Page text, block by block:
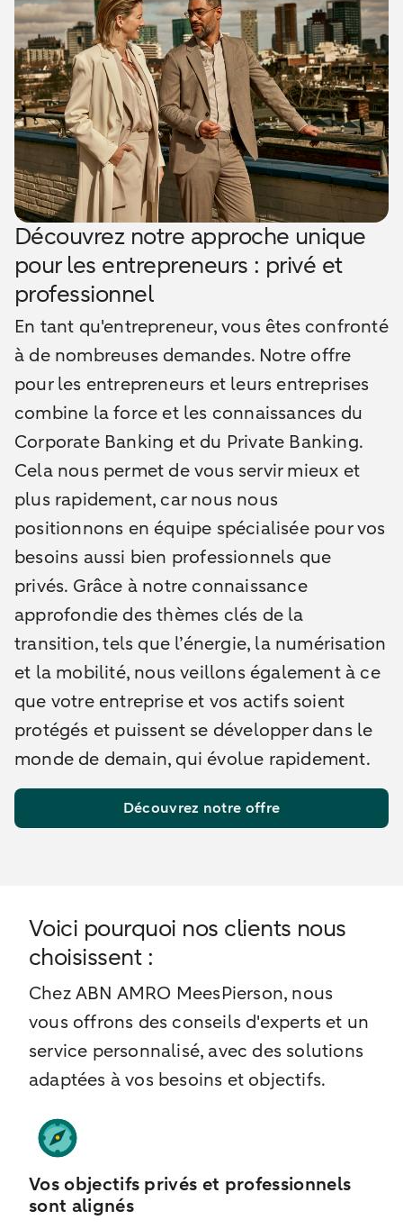
Découvrez notre approche unique
pour les entrepreneurs : privé et
professionnel
En tant qu'entrepreneur, vous êtes confronté
à de nombreuses demandes. Notre offre
pour les entrepreneurs et leurs entreprises
combine la force et les connaissances du
Corporate Banking et du Private Banking.
Cela nous permet de vous servir mieux et
plus rapidement, car nous nous
positionnons en équipe spécialisée pour vos
besoins aussi bien professionnels que
privés. Grâce à notre connaissance
approfondie des thèmes clés de la
transition, tels que l’énergie, la numérisation
et la mobilité, nous veillons également à ce
que votre entreprise et vos actifs soient
protégés et puissent se développer dans le
monde de demain, qui évolue rapidement.
Découvrez notre offre
Voici pourquoi nos clients nous
choisissent :
Chez ABN AMRO MeesPierson, nous
vous offrons des conseils d'experts et un
service personnalisé, avec des solutions
adaptées à vos besoins et objectifs.
Vos objectifs privés et professionnels
sont alignés